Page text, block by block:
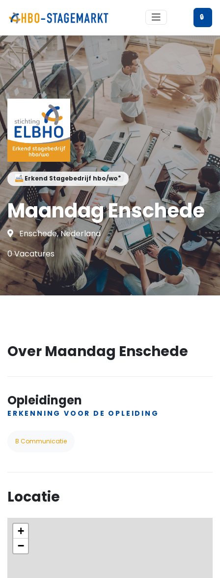
🔒
Erkend Stagebedrijf hbo/wo®
Maandag Enschede
Enschede, Nederland
0 Vacatures
Over Maandag Enschede
Opleidingen
ERKENNING VOOR DE OPLEIDING
B Communicatie
Locatie
+
−